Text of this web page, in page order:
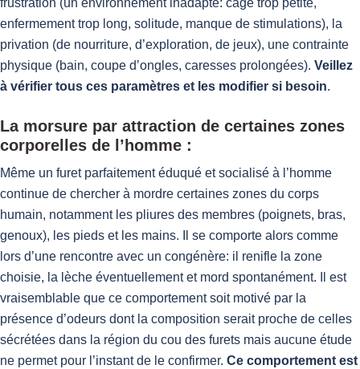
frustration (un environnement inadapté: cage trop petite,
enfermement trop long, solitude, manque de stimulations), la
privation (de nourriture, d’exploration, de jeux), une contrainte
physique (bain, coupe d’ongles, caresses prolongées). Veillez
à vérifier tous ces paramètres et les modifier si besoin.
La morsure par attraction de certaines zones
corporelles de l’homme :
Même un furet parfaitement éduqué et socialisé à l’homme
continue de chercher à mordre certaines zones du corps
humain, notamment les pliures des membres (poignets, bras,
genoux), les pieds et les mains. Il se comporte alors comme
lors d’une rencontre avec un congénère: il renifle la zone
choisie, la lèche éventuellement et mord spontanément. Il est
vraisemblable que ce comportement soit motivé par la
présence d’odeurs dont la composition serait proche de celles
sécrétées dans la région du cou des furets mais aucune étude
ne permet pour l’instant de le confirmer. Ce comportement est